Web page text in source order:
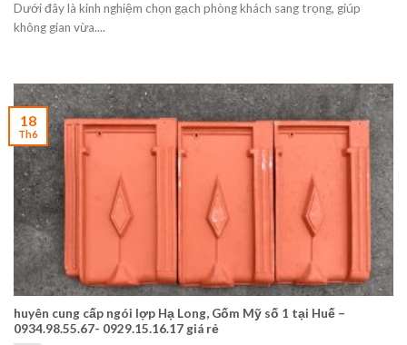
Dưới đây là kinh nghiệm chọn gạch phòng khách sang trọng, giúp
không gian vừa....
huyên cung cấp ngói lợp Hạ Long, Gốm Mỹ số 1 tại Huế –
0934.98.55.67- 0929.15.16.17 giá rẻ
18
Th6